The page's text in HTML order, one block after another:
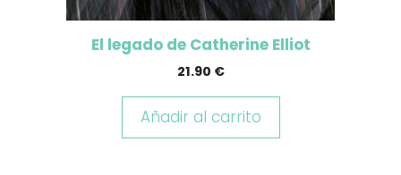
El legado de Catherine Elliot
21.90 €
Añadir al carrito